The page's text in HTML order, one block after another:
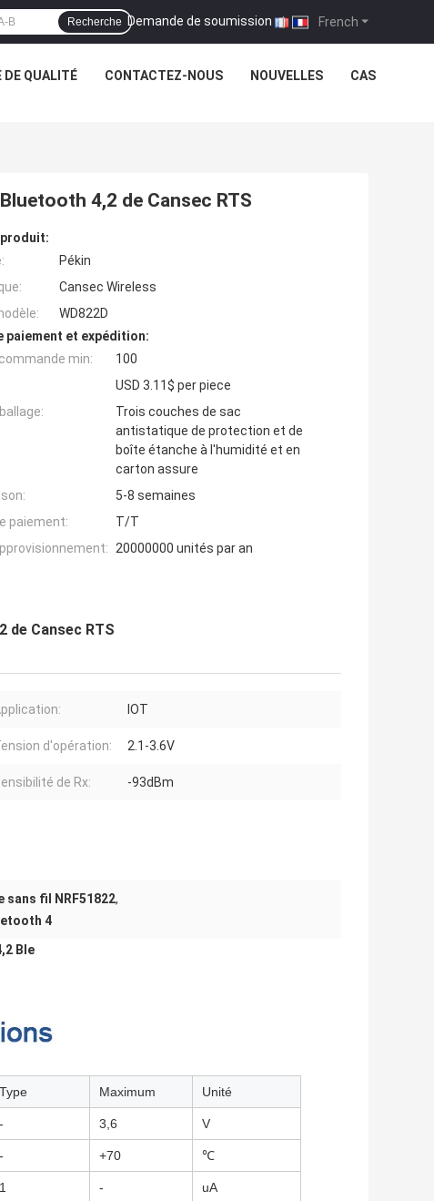
French
Demande de soumission |
Recherche
DE QUALITÉ CONTACTEZ-NOUS NOUVELLES CAS
4,2 de Cansec RTS
Pékin
Cansec Wireless
WD822D
paiement et expédition:
min:
100
USD 3.11$ per piece
Trois couches de sac
antistatique de protection et de
boîte étanche à l'humidité et en
carton assure
5-8 semaines
paiement:
T/T
20000000 unités par an
de Cansec RTS
IOT
d'opération: 2.1-3.6V
de Rx: -93dBm
sans fil NRF51822,
4
Ble
Type Maximum Unité
- 3,6 V
- +70 ℃
1 - uA